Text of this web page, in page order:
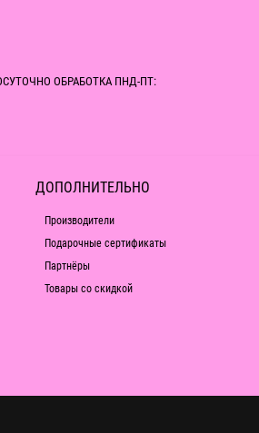
ОБРАБОТКА ПНД-ПТ:
ДОПОЛНИТЕЛЬНО
Производители
Подарочные сертификаты
Партнёры
Товары со скидкой